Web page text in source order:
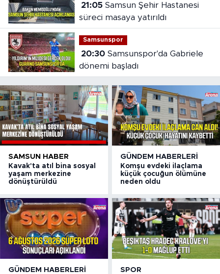
21:05Samsun Şehir Hastanesi
süreci masaya yatırıldı
Samsunspor
20:30Samsunspor'da Gabriele
dönemi başladı
SAMSUN HABER
Kavak'ta atıl bina sosyal
yaşam merkezine
dönüştürüldü
GÜNDEM HABERLERI
Komşu evdeki ilaçlama
küçük çocuğun ölümüne
neden oldu
GÜNDEM HABERLERI SPOR